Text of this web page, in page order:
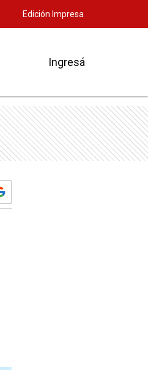
Edición Impresa
Ingresá